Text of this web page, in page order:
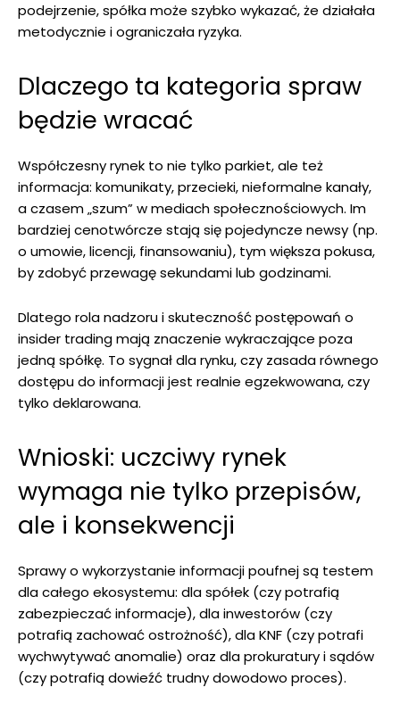
podejrzenie, spółka może szybko wykazać, że działała
metodycznie i ograniczała ryzyka.
Dlaczego ta kategoria spraw
będzie wracać
Współczesny rynek to nie tylko parkiet, ale też
informacja: komunikaty, przecieki, nieformalne kanały,
a czasem „szum” w mediach społecznościowych. Im
bardziej cenotwórcze stają się pojedyncze newsy (np.
o umowie, licencji, finansowaniu), tym większa pokusa,
by zdobyć przewagę sekundami lub godzinami.
Dlatego rola nadzoru i skuteczność postępowań o
insider trading mają znaczenie wykraczające poza
jedną spółkę. To sygnał dla rynku, czy zasada równego
dostępu do informacji jest realnie egzekwowana, czy
tylko deklarowana.
Wnioski: uczciwy rynek
wymaga nie tylko przepisów,
ale i konsekwencji
Sprawy o wykorzystanie informacji poufnej są testem
dla całego ekosystemu: dla spółek (czy potrafią
zabezpieczać informacje), dla inwestorów (czy
potrafią zachować ostrożność), dla KNF (czy potrafi
wychwytywać anomalie) oraz dla prokuratury i sądów
(czy potrafią dowieźć trudny dowodowo proces).